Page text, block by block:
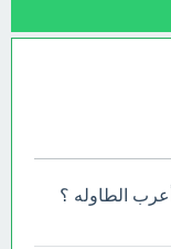
الطاوله ؟